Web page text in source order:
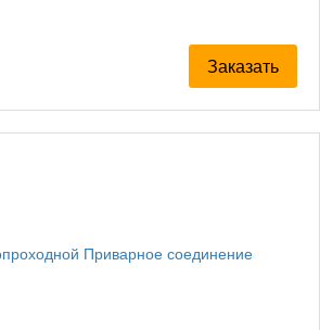
Заказать